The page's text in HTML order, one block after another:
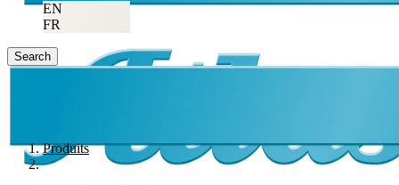
EN
FR
Search
Produits